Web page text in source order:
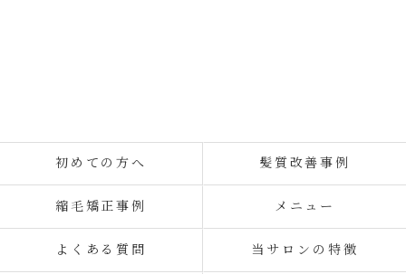
初めての方へ 髪質改善事例
縮毛矯正事例 メニュー
よくある質問 当サロンの特徴